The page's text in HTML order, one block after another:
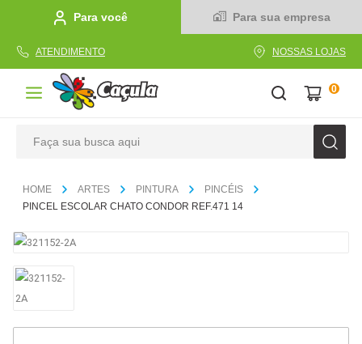
Para você Para sua empresa
ATENDIMENTO NOSSAS LOJAS
0
ARTES PINTURA
PINCÉIS
PINCEL ESCOLAR CHATO CONDOR REF.471 14
1º caderno
2